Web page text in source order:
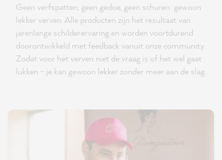
Geen verfspatten, geen gedoe, geen schuren: gewoon
lekker verven. Alle producten zijn het resultaat van
jarenlange schilderervaring en worden voortdurend
doorontwikkeld met feedback vanuit onze community.
Zodat voor het verven niet de vraag is of het wel gaat
lukken - je kan gewoon lekker zonder meer aan de slag.